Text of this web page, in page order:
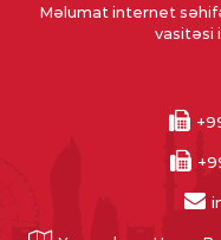
Məlumat internet
vasitəsi